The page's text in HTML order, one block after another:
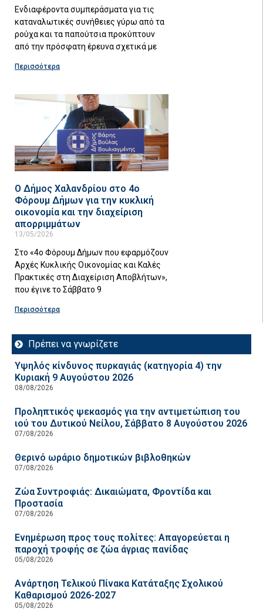
Ενδιαφέροντα συμπεράσματα για τις
καταναλωτικές συνήθειες γύρω από τα
ρούχα και τα παπούτσια προκύπτουν
από την πρόσφατη έρευνα σχετικά με
Περισσότερα
Ο Δήμος Χαλανδρίου στο 4ο
Φόρουμ Δήμων για την κυκλική
οικονομία και την διαχείριση
απορριμμάτων
13/05/2026
Στο «4ο Φόρουμ Δήμων που εφαρμόζουν
Αρχές Κυκλικής Οικονομίας και Καλές
Πρακτικές στη Διαχείριση Αποβλήτων»,
που έγινε το Σάββατο 9
Περισσότερα
Πρέπει να γνωρίζετε
Υψηλός κίνδυνος πυρκαγιάς (κατηγορία 4) την
Κυριακή 9 Αυγούστου 2026
08/08/2026
Προληπτικός ψεκασμός για την αντιμετώπιση του
ιού του Δυτικού Νείλου, Σάββατο 8 Αυγούστου 2026
07/08/2026
Θερινό ωράριο δημοτικών βιβλοθηκών
07/08/2026
Ζώα Συντροφιάς: Δικαιώματα, Φροντίδα και
Προστασία
07/08/2026
Ενημέρωση προς τους πολίτες: Απαγορεύεται η
παροχή τροφής σε ζώα άγριας πανίδας
05/08/2026
Ανάρτηση Τελικού Πίνακα Κατάταξης Σχολικού
Καθαρισμού 2026-2027
05/08/2026